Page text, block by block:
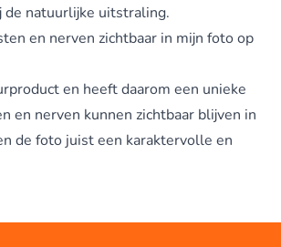
de natuurlijke uitstraling.
en nerven zichtbaar in mijn foto op
en heeft daarom een unieke
en nerven kunnen zichtbaar blijven in
de foto juist een karaktervolle en